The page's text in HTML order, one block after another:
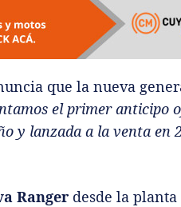
que la nueva
el primer anticipo
y lanzada a la venta en
Ranger desde la planta